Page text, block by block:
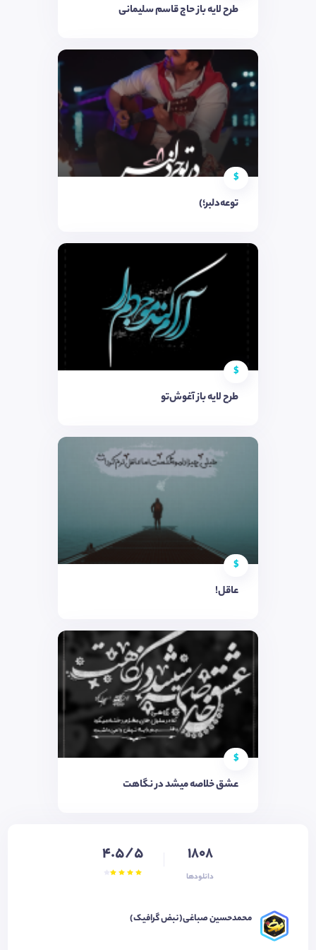
طرح لایه باز حاج قاسم سلیمانی
$
توعه‌دلبر؛)
$
طرح لایه باز آغوش‌تو
$
عاقل!
$
عشق خلاصه میشد در نگاهت
1808
دانلودها
4.5/5
محمدحسین صباغی(نبض گرافیک)